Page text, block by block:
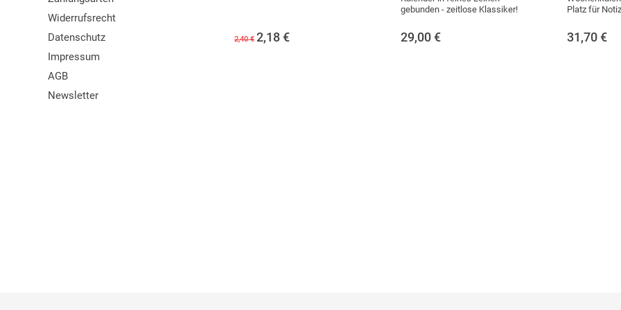
2,40 € 2,18 €
gebunden - zeitlose Klassiker!
29,00 €
Platz für
31,70 €
Widerrufsrecht
Datenschutz
Impressum
AGB
Newsletter